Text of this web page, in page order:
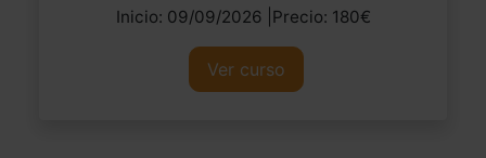
Inicio: 09/09/2026 |Precio: 180€
Ver curso